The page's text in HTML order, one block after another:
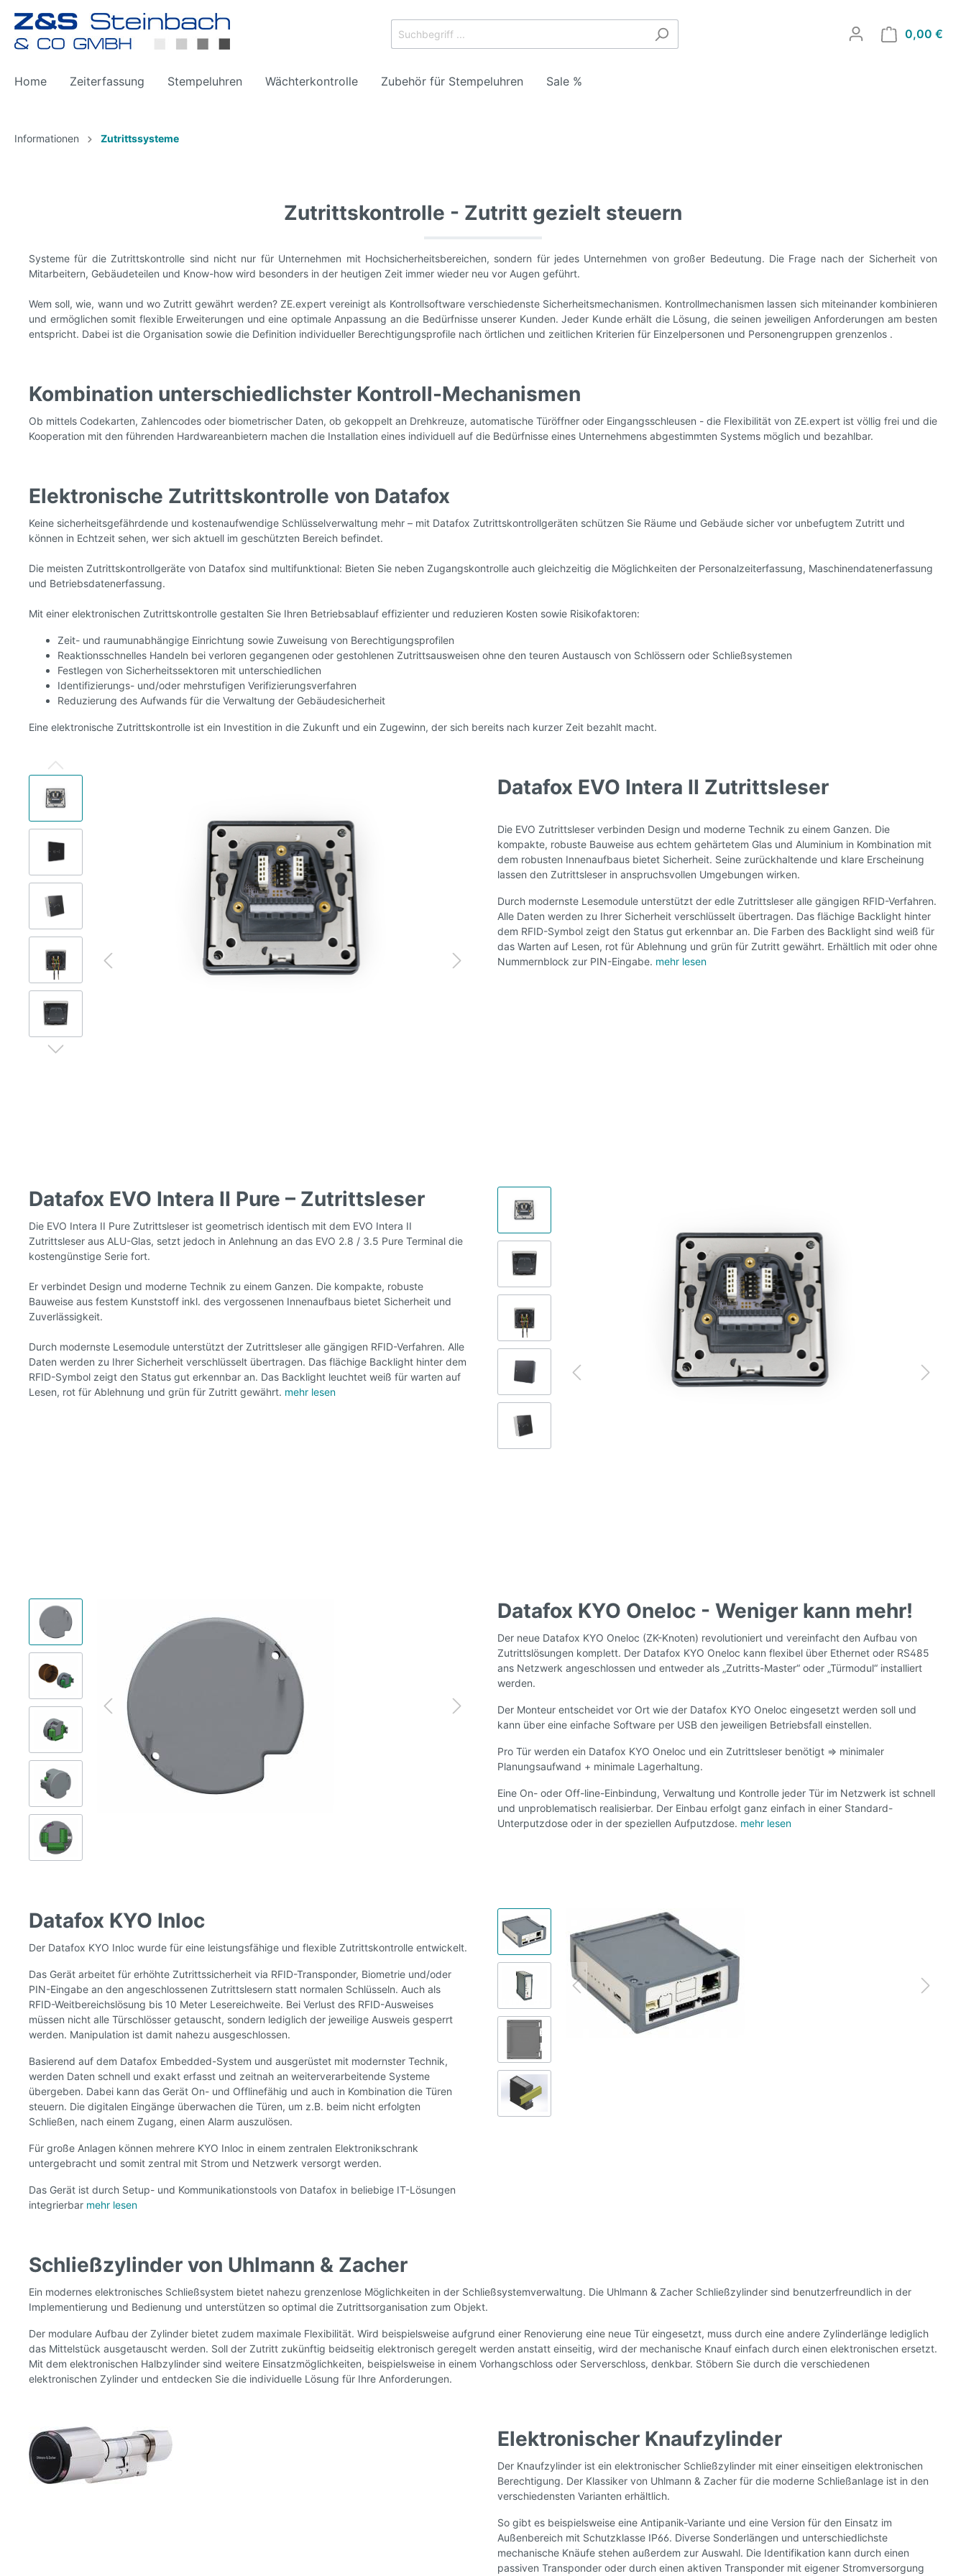
0,00 €
Home Zeiterfassung Stempeluhren Wächterkontrolle Zubehör für Stempeluhren Sale %
Informationen Zutrittssysteme
Zutrittskontrolle - Zutritt gezielt steuern
Systeme für die Zutrittskontrolle sind nicht nur für Unternehmen mit Hochsicherheitsbereichen, sondern für jedes Unternehmen von großer Bedeutung. Die Frage nach der Sicherheit von
Mitarbeitern, Gebäudeteilen und Know-how wird besonders in der heutigen Zeit immer wieder neu vor Augen geführt.
Wem soll, wie, wann und wo Zutritt gewährt werden? ZE.expert vereinigt als Kontrollsoftware verschiedenste Sicherheitsmechanismen. Kontrollmechanismen lassen sich miteinander kombinieren
und ermöglichen somit flexible Erweiterungen und eine optimale Anpassung an die Bedürfnisse unserer Kunden. Jeder Kunde erhält die Lösung, die seinen jeweiligen Anforderungen am besten
entspricht. Dabei ist die Organisation sowie die Definition individueller Berechtigungsprofile nach örtlichen und zeitlichen Kriterien für Einzelpersonen und Personengruppen grenzenlos .
Kombination unterschiedlichster Kontroll-Mechanismen
Ob mittels Codekarten, Zahlencodes oder biometrischer Daten, ob gekoppelt an Drehkreuze, automatische Türöffner oder Eingangsschleusen - die Flexibilität von ZE.expert ist völlig frei und die
Kooperation mit den führenden Hardwareanbietern machen die Installation eines individuell auf die Bedürfnisse eines Unternehmens abgestimmten Systems möglich und bezahlbar.
Elektronische Zutrittskontrolle von Datafox
Keine sicherheitsgefährdende und kostenaufwendige Schlüsselverwaltung mehr – mit Datafox Zutrittskontrollgeräten schützen Sie Räume und Gebäude sicher vor unbefugtem Zutritt und
können in Echtzeit sehen, wer sich aktuell im geschützten Bereich befindet.
Die meisten Zutrittskontrollgeräte von Datafox sind multifunktional: Bieten Sie neben Zugangskontrolle auch gleichzeitig die Möglichkeiten der Personalzeiterfassung, Maschinendatenerfassung
und Betriebsdatenerfassung.
Mit einer elektronischen Zutrittskontrolle gestalten Sie Ihren Betriebsablauf effizienter und reduzieren Kosten sowie Risikofaktoren:
Zeit- und raumunabhängige Einrichtung sowie Zuweisung von Berechtigungsprofilen
Reaktionsschnelles Handeln bei verloren gegangenen oder gestohlenen Zutrittsausweisen ohne den teuren Austausch von Schlössern oder Schließsystemen
Festlegen von Sicherheitssektoren mit unterschiedlichen
Identifizierungs- und/oder mehrstufigen Verifizierungsverfahren
Reduzierung des Aufwands für die Verwaltung der Gebäudesicherheit
Eine elektronische Zutrittskontrolle ist ein Investition in die Zukunft und ein Zugewinn, der sich bereits nach kurzer Zeit bezahlt macht.
Datafox EVO Intera II Zutrittsleser
Die EVO Zutrittsleser verbinden Design und moderne Technik zu einem Ganzen. Die
kompakte, robuste Bauweise aus echtem gehärtetem Glas und Aluminium in Kombination mit
dem robusten Innenaufbaus bietet Sicherheit. Seine zurückhaltende und klare Erscheinung
lassen den Zutrittsleser in anspruchsvollen Umgebungen wirken.
Durch modernste Lesemodule unterstützt der edle Zutrittsleser alle gängigen RFID-Verfahren.
Alle Daten werden zu Ihrer Sicherheit verschlüsselt übertragen. Das flächige Backlight hinter
dem RFID-Symbol zeigt den Status gut erkennbar an. Die Farben des Backlight sind weiß für
das Warten auf Lesen, rot für Ablehnung und grün für Zutritt gewährt. Erhältlich mit oder ohne
Nummernblock zur PIN-Eingabe. mehr lesen
Datafox EVO Intera II Pure – Zutrittsleser
Die EVO Intera II Pure Zutrittsleser ist geometrisch identisch mit dem EVO Intera II
Zutrittsleser aus ALU-Glas, setzt jedoch in Anlehnung an das EVO 2.8 / 3.5 Pure Terminal die
kostengünstige Serie fort.
Er verbindet Design und moderne Technik zu einem Ganzen. Die kompakte, robuste
Bauweise aus festem Kunststoff inkl. des vergossenen Innenaufbaus bietet Sicherheit und
Zuverlässigkeit.
Durch modernste Lesemodule unterstützt der Zutrittsleser alle gängigen RFID-Verfahren. Alle
Daten werden zu Ihrer Sicherheit verschlüsselt übertragen. Das flächige Backlight hinter dem
RFID-Symbol zeigt den Status gut erkennbar an. Das Backlight leuchtet weiß für warten auf
Lesen, rot für Ablehnung und grün für Zutritt gewährt. mehr lesen
Datafox KYO Oneloc - Weniger kann mehr!
Der neue Datafox KYO Oneloc (ZK-Knoten) revolutioniert und vereinfacht den Aufbau von
Zutrittslösungen komplett. Der Datafox KYO Oneloc kann flexibel über Ethernet oder RS485
ans Netzwerk angeschlossen und entweder als „Zutritts-Master“ oder „Türmodul“ installiert
werden.
Der Monteur entscheidet vor Ort wie der Datafox KYO Oneloc eingesetzt werden soll und
kann über eine einfache Software per USB den jeweiligen Betriebsfall einstellen.
Pro Tür werden ein Datafox KYO Oneloc und ein Zutrittsleser benötigt => minimaler
Planungsaufwand + minimale Lagerhaltung.
Eine On- oder Off-line-Einbindung, Verwaltung und Kontrolle jeder Tür im Netzwerk ist schnell
und unproblematisch realisierbar. Der Einbau erfolgt ganz einfach in einer Standard-
Unterputzdose oder in der speziellen Aufputzdose. mehr lesen
Datafox KYO Inloc
Der Datafox KYO Inloc wurde für eine leistungsfähige und flexible Zutrittskontrolle entwickelt.
Das Gerät arbeitet für erhöhte Zutrittssicherheit via RFID-Transponder, Biometrie und/oder
PIN-Eingabe an den angeschlossenen Zutrittslesern statt normalen Schlüsseln. Auch als
RFID-Weitbereichslösung bis 10 Meter Lesereichweite. Bei Verlust des RFID-Ausweises
müssen nicht alle Türschlösser getauscht, sondern lediglich der jeweilige Ausweis gesperrt
werden. Manipulation ist damit nahezu ausgeschlossen.
Basierend auf dem Datafox Embedded-System und ausgerüstet mit modernster Technik,
werden Daten schnell und exakt erfasst und zeitnah an weiterverarbeitende Systeme
übergeben. Dabei kann das Gerät On- und Offlinefähig und auch in Kombination die Türen
steuern. Die digitalen Eingänge überwachen die Türen, um z.B. beim nicht erfolgten
Schließen, nach einem Zugang, einen Alarm auszulösen.
Für große Anlagen können mehrere KYO Inloc in einem zentralen Elektronikschrank
untergebracht und somit zentral mit Strom und Netzwerk versorgt werden.
Das Gerät ist durch Setup- und Kommunikationstools von Datafox in beliebige IT-Lösungen
integrierbar mehr lesen
Schließzylinder von Uhlmann & Zacher
Ein modernes elektronisches Schließsystem bietet nahezu grenzenlose Möglichkeiten in der Schließsystemverwaltung. Die Uhlmann & Zacher Schließzylinder sind benutzerfreundlich in der
Implementierung und Bedienung und unterstützen so optimal die Zutrittsorganisation zum Objekt.
Der modulare Aufbau der Zylinder bietet zudem maximale Flexibilität. Wird beispielsweise aufgrund einer Renovierung eine neue Tür eingesetzt, muss durch eine andere Zylinderlänge lediglich
das Mittelstück ausgetauscht werden. Soll der Zutritt zukünftig beidseitig elektronisch geregelt werden anstatt einseitig, wird der mechanische Knauf einfach durch einen elektronischen ersetzt.
Mit dem elektronischen Halbzylinder sind weitere Einsatzmöglichkeiten, beispielsweise in einem Vorhangschloss oder Serverschloss, denkbar. Stöbern Sie durch die verschiedenen
elektronischen Zylinder und entdecken Sie die individuelle Lösung für Ihre Anforderungen.
Elektronischer Knaufzylinder
Der Knaufzylinder ist ein elektronischer Schließzylinder mit einer einseitigen elektronischen
Berechtigung. Der Klassiker von Uhlmann & Zacher für die moderne Schließanlage ist in den
verschiedensten Varianten erhältlich.
So gibt es beispielsweise eine Antipanik-Variante und eine Version für den Einsatz im
Außenbereich mit Schutzklasse IP66. Diverse Sonderlängen und unterschiedlichste
mechanische Knäufe stehen außerdem zur Auswahl. Die Identifikation kann durch einen
passiven Transponder oder durch einen aktiven Transponder mit eigener Stromversorgung